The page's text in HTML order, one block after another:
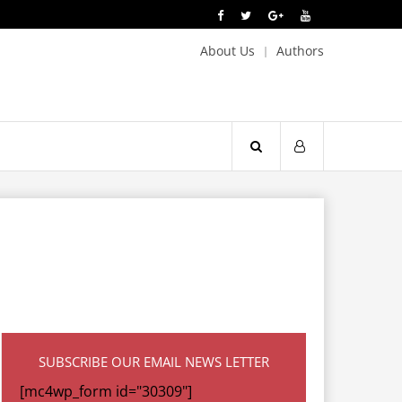
About Us Authors
SUBSCRIBE OUR EMAIL NEWS LETTER
[mc4wp_form id="30309"]